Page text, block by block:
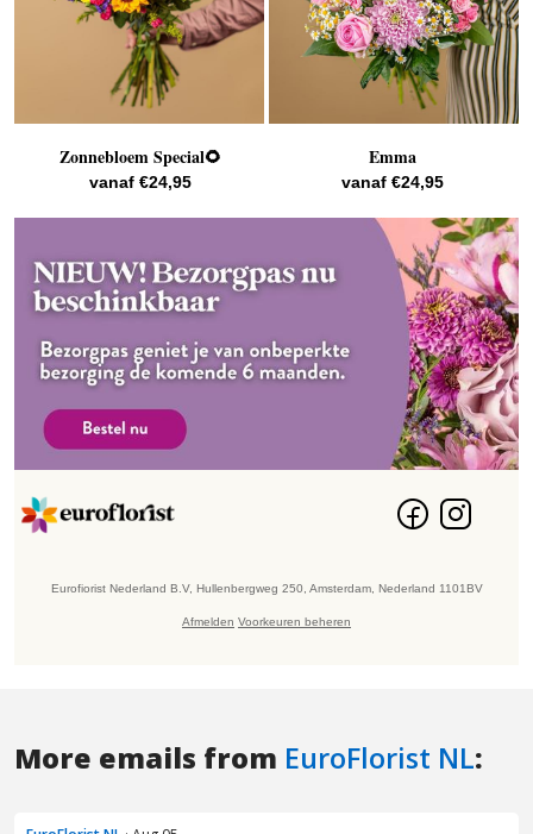
More emails from EuroFlorist NL: